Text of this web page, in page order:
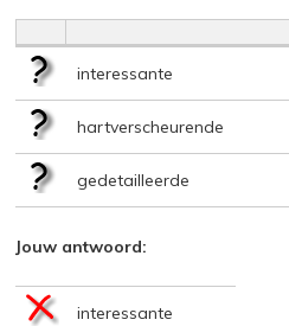
interessante
hartverscheurende
gedetailleerde
Jouw antwoord:
interessante